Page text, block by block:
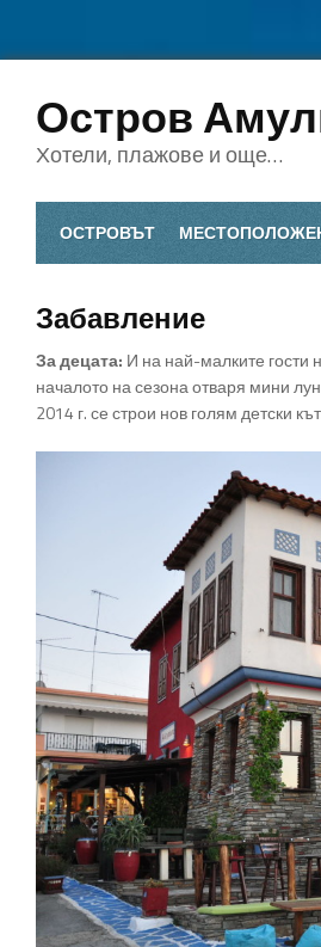
Остров
Хотели, плажове и още…
ОСТРОВЪТ
Забавление
За децата: И на най-малките гости
началото на сезона отваря мини
2014 г. се строи нов голям детски